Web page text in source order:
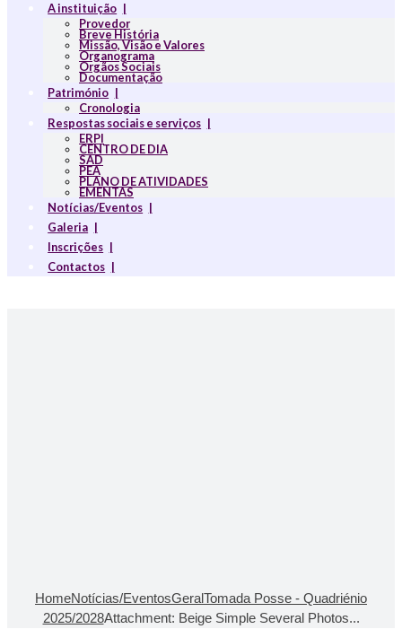
A instituição
Provedor
Breve História
Missão, Visão e Valores
Organograma
Orgãos Sociais
Documentação
Património
Cronologia
Respostas sociais e serviços
ERPI
CENTRO DE DIA
SAD
PEA
PLANO DE ATIVIDADES
EMENTAS
Notícias/Eventos
Galeria
Inscrições
Contactos
HomeNotícias/EventosGeralTomada Posse - Quadriénio
2025/2028Attachment: Beige Simple Several Photos...